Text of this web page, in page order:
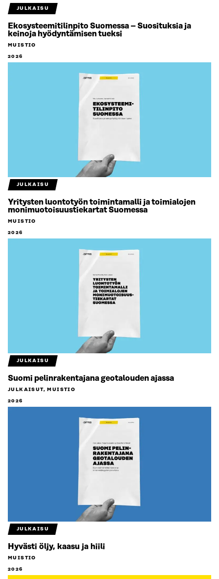
JULKAISU
Ekosysteemitilinpito Suomessa – Suosituksia ja
keinoja hyödyntämisen tueksi
MUISTIO
2026
JULKAISU
Yritysten luontotyön toimintamalli ja toimialojen
monimuotoisuustiekartat Suomessa
MUISTIO
2026
JULKAISU
Suomi pelinrakentajana geotalouden ajassa
JULKAISUT, MUISTIO
2026
JULKAISU
Hyvästi öljy, kaasu ja hiili
MUISTIO
2026